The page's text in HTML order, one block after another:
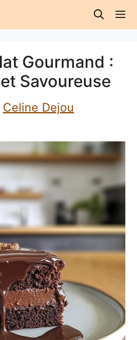
Gourmand :
Savoureuse
Celine Dejou